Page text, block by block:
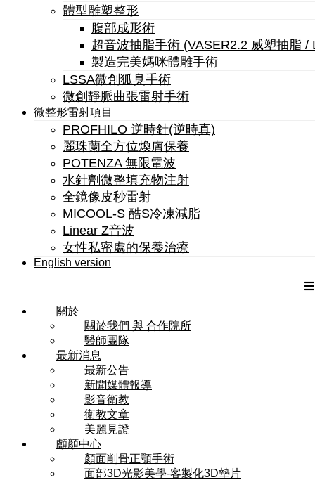
體型雕塑整形
腹部成形術
超音波抽脂手術 (VASER2.2 威塑抽脂 /
製造完美媽咪體雕手術
LSSA微創狐臭手術
微創靜脈曲張雷射手術
微整形雷射項目
PROFHILO 逆時針(逆時真)
麗珠蘭全方位煥膚保養
POTENZA 無限電波
水針劑微整填充物注射
全鏡像皮秒雷射
MICOOL-S 酷S冷凍減脂
Linear Z音波
女性私密處的保養治療
English version
關於
關於我們 與 合作院所
醫師團隊
最新消息
最新公告
新聞媒體報導
影音衛教
衛教文章
美麗見證
顱顏中心
顏面削骨正顎手術
面部3D光影美學-客製化3D墊片